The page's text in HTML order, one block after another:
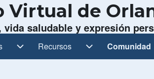
Virtual de
vida saludable y expresión
principal
sub-navegación
Recursos
Recursos sub-navegaciónComunidad
Comunidad